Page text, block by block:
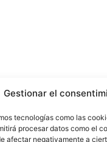
Gestionar el
tecnologías como las
procesar datos como el
afectar negativamente a